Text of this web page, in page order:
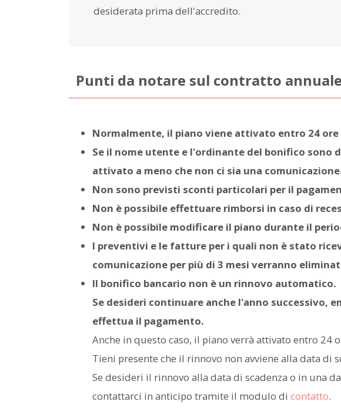
desiderata prima dell'accredito.
Punti da notare sul contratto
Normalmente, il piano viene attivato entro 24
Se il nome utente e l'ordinante del bonifico sono
attivato a meno che non ci sia una
Non sono previsti sconti particolari per il
Non è possibile effettuare rimborsi in caso di
Non è possibile modificare il piano durante il
I preventivi e le fatture per i quali non è stato
comunicazione per più di 3 mesi verranno
Il bonifico bancario non è un rinnovo automatico.
Se desideri continuare anche l'anno successivo,
effettua il pagamento.
Anche in questo caso, il piano verrà attivato entro 24
Tieni presente che il rinnovo non avviene alla data di
Se desideri il rinnovo alla data di scadenza o in una
contattarci in anticipo tramite il modulo di contatto.